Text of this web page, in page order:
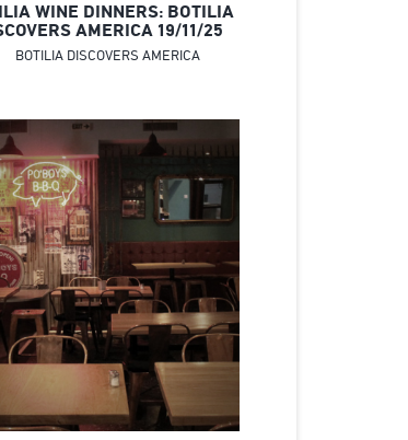
WINE DINNERS: BOTILIA
AMERICA 19/11/25
BOTILIA DISCOVERS AMERICA